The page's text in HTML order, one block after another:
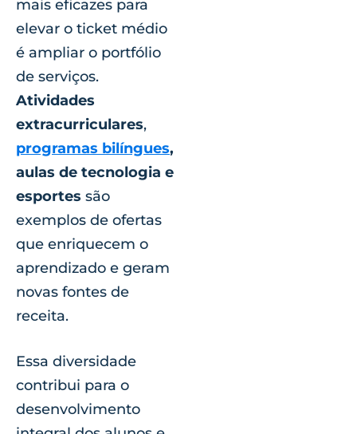
mais eficazes para
elevar o ticket médio
é ampliar o portfólio
de serviços.
Atividades
extracurriculares,
programas bilíngues,
aulas de tecnologia e
esportes são
exemplos de ofertas
que enriquecem o
aprendizado e geram
novas fontes de
receita.
Essa diversidade
contribui para o
desenvolvimento